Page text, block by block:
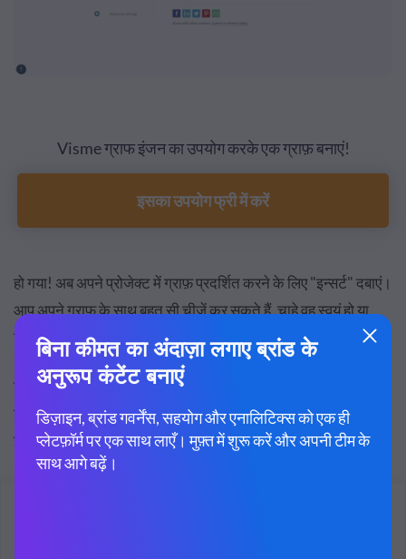
Visme ग्राफ इंजन का उपयोग करके एक ग्राफ़ बनाएं!
इसका उपयोग फ्री में करें
हो गया! अब अपने प्रोजेक्ट में ग्राफ़ प्रदर्शित करने के लिए "इन्सर्ट" दबाएं।
आप अपने ग्राफ़ के साथ बहुत सी चीज़ें कर सकते हैं, चाहे वह स्वयं हो या
किसी बड़े प्रोजेक्ट के अंदर।
इसे लाइव लिंक के साथ या सोशल मीडिया पर 'शेयर' बटन पर क्लिक करके
शेयर करें। इसे अपनी वेबसाइट या HTML ईमेल पर एम्बेड करें। इसे एक
इमेज या PDF या एक इंटरैक्टिव HTML फ़ाइल के रूप में डाउनलोड करें।